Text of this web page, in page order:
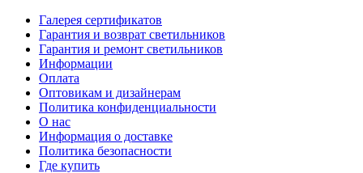
Галерея сертификатов
Гарантия и возврат светильников
Гарантия и ремонт светильников
Информации
Оплата
Оптовикам и дизайнерам
Политика конфиденциальности
О нас
Информация о доставке
Политика безопасности
Где купить